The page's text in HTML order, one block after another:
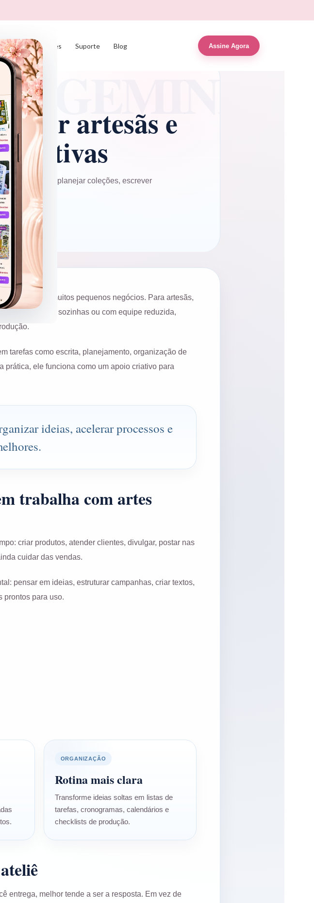
Atualizações Suporte Blog Assine Agora
artesãs e
criativas
conteúdos, planejar coleções, escrever
do ateliê.
ateliês
da rotina de muitos pequenos negócios. Para artesãs,
que trabalham sozinhas ou com equipe reduzida,
tarefas como escrita, planejamento, organização de
prática, ele funciona como um apoio criativo para
ideias, acelerar processos e
trabalha com artes
criar produtos, atender clientes, divulgar, postar nas
cuidar das vendas.
pensar em ideias, estruturar campanhas, criar textos,
prontos para uso.
ORGANIZAÇÃO
Rotina mais clara
Transforme ideias soltas em listas de
tarefas, cronogramas, calendários e
checklists de produção.
entrega, melhor tende a ser a resposta. Em vez de